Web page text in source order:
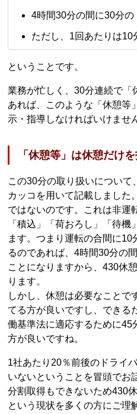
4時間30分の間に30分
ただし、1回あたりは10
ということです。
業務が忙しく、30分連続で「
あれば、このような「休憩等
示・指導しなければいけませ
「休憩等」は休憩だけ
この30分の取り扱いについ
カッコを用いて記載しました
ではないのです。これは非運
「積込」「荷おろし」「待
ます。つまり運転の合間に
るのであれば、4時間30分の
ことになりますから、430休
ります。
しかし、休憩は必要なことで
てる方が良いですし、できる
働基準法に適応するために45
方が良いですね。
1社あたり20％前後のドライ
いないということを冒頭でお
分割取得もできないため430
という現状を多くの方にご理